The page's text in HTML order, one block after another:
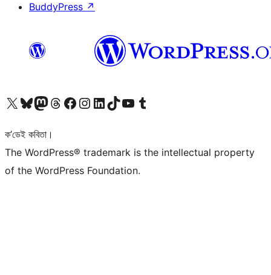
BuddyPress ↗
আমাৰ X (আগৰ Twitter) একাউণ্টলৈ যাওকআমাৰ Bluesky একাউণ্টলৈ যাওকআমাৰ Mastodon একাউণ্টলৈ যাওকআমাৰ Threads একাউণ্টলৈ যাওকআমাৰ Facebook পৃষ্ঠালৈ যাওকআমাৰ Instagram একাউণ্টলৈ যাওকআমাৰ LinkedIn একাউণ্টলৈ যাওকআমাৰ TikTok একাউণ্টলৈ যাওকআমাৰ YouTube চেনেললৈ যাওকআমাৰ Tumblr একাউণ্টলৈ যাওক
ক’ডেই কবিতা।
The WordPress® trademark is the intellectual property
of the WordPress Foundation.